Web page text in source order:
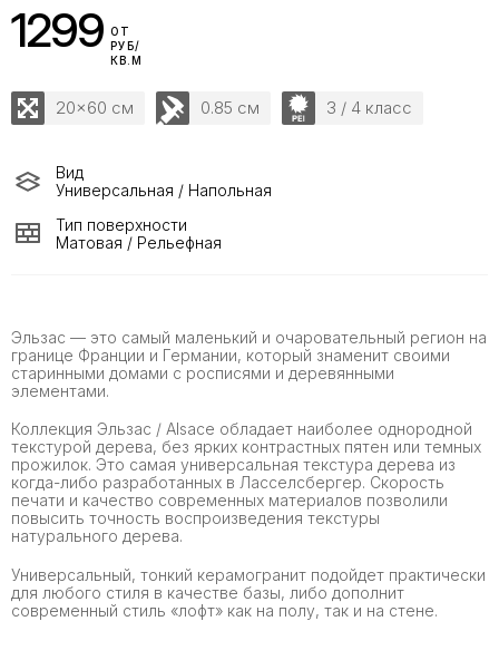
Эльзас — это самый маленький и очаровательный регион на
границе Франции и Германии, который знаменит своими
старинными домами с росписями и деревянными
элементами.
Коллекция Эльзас / Alsace обладает наиболее однородной
текстурой дерева, без ярких контрастных пятен или темных
прожилок. Это самая универсальная текстура дерева из
когда-либо разработанных в Ласселсбергер. Скорость
печати и качество современных материалов позволили
повысить точность воспроизведения текстуры
натурального дерева.
Универсальный, тонкий керамогранит подойдет практически
для любого стиля в качестве базы, либо дополнит
современный стиль «лофт» как на полу, так и на стене.
1299 ОТ
РУБ/
КВ.М
20x60 см 0.85 см 3 / 4 класс
Вид
Универсальная / Напольная
Тип поверхности
Матовая / Рельефная